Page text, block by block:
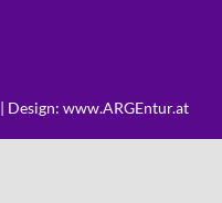
| Design: www.ARGEntur.at